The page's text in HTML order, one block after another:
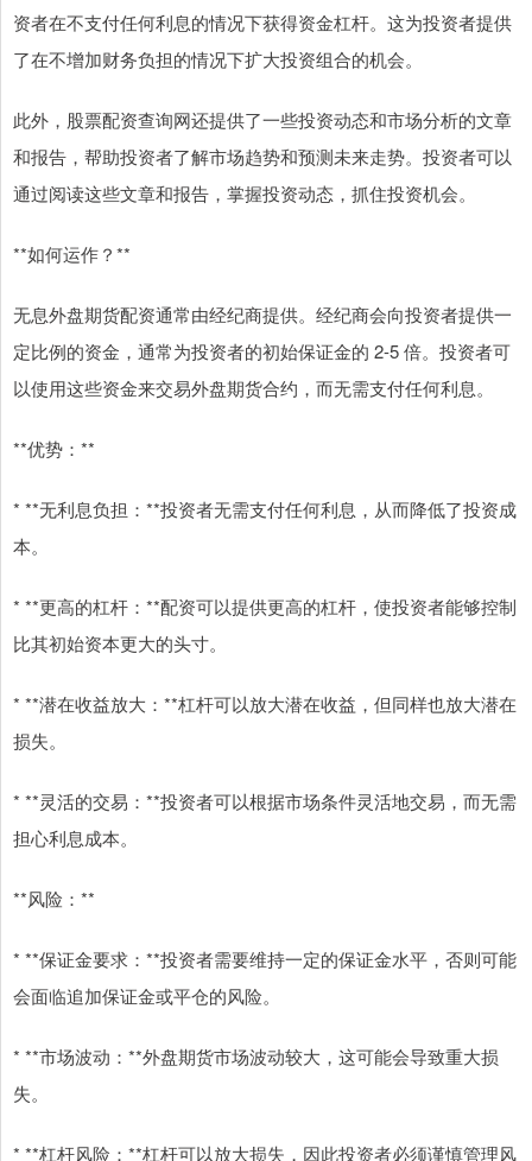
资者在不支付任何利息的情况下获得资金杠杆。这为投资者提供
了在不增加财务负担的情况下扩大投资组合的机会。
此外，股票配资查询网还提供了一些投资动态和市场分析的文章
和报告，帮助投资者了解市场趋势和预测未来走势。投资者可以
通过阅读这些文章和报告，掌握投资动态，抓住投资机会。
**如何运作？**
无息外盘期货配资通常由经纪商提供。经纪商会向投资者提供一
定比例的资金，通常为投资者的初始保证金的 2-5 倍。投资者可
以使用这些资金来交易外盘期货合约，而无需支付任何利息。
**优势：**
* **无利息负担：**投资者无需支付任何利息，从而降低了投资成
本。
* **更高的杠杆：**配资可以提供更高的杠杆，使投资者能够控制
比其初始资本更大的头寸。
* **潜在收益放大：**杠杆可以放大潜在收益，但同样也放大潜在
损失。
* **灵活的交易：**投资者可以根据市场条件灵活地交易，而无需
担心利息成本。
**风险：**
* **保证金要求：**投资者需要维持一定的保证金水平，否则可能
会面临追加保证金或平仓的风险。
* **市场波动：**外盘期货市场波动较大，这可能会导致重大损
失。
* **杠杆风险：**杠杆可以放大损失，因此投资者必须谨慎管理风